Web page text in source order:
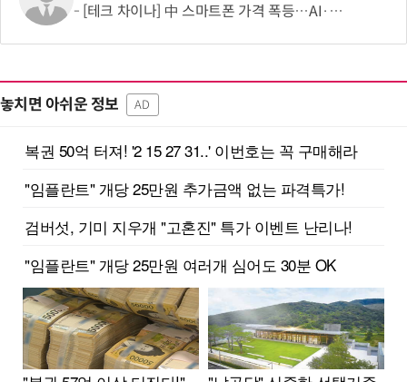
[테크 차이나] 中 스마트폰 가격 폭등…AI·5G로 모바일 산업 패러다임 전환 모색
놓치면 아쉬운 정보 AD